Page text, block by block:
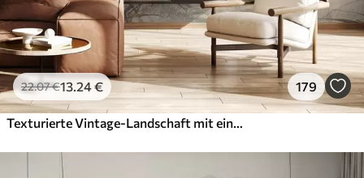
22.07€13 .24€ 179